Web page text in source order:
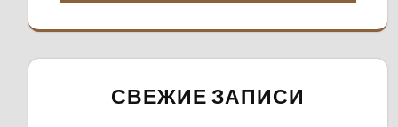
СВЕЖИЕ ЗАПИСИ